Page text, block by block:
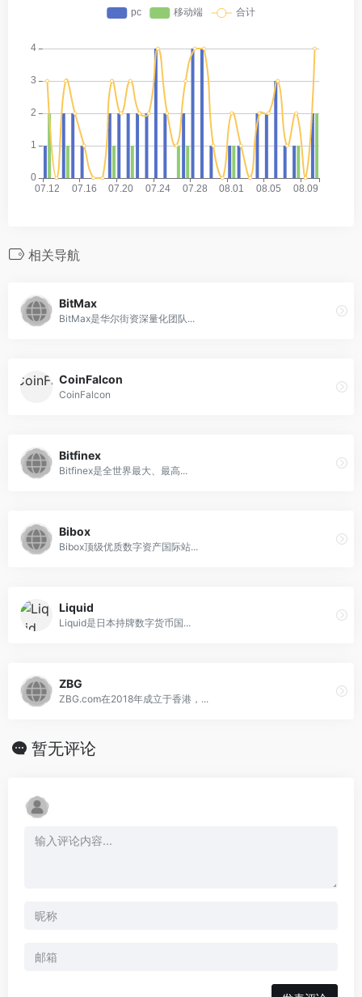
相关导航
BitMax
BitMax是华尔街资深量化团队...
CoinFalcon
CoinFalcon
Bitfinex
Bitfinex是全世界最大、最高...
Bibox
Bibox顶级优质数字资产国际站...
Liquid
Liquid是日本持牌数字货币国...
ZBG
ZBG.com在2018年成立于香港，...
暂无评论